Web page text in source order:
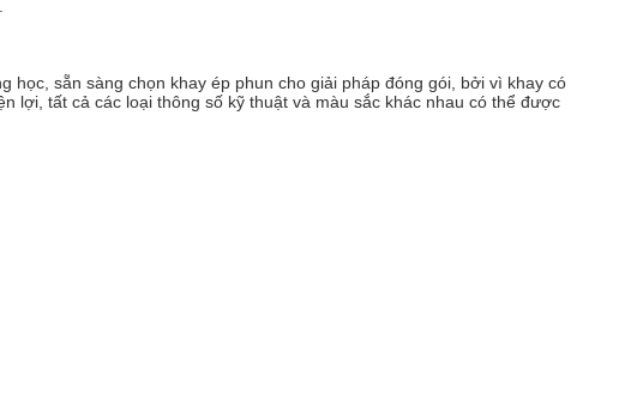
học, sẵn sàng chọn khay ép phun cho giải pháp đóng gói, bởi vì khay có
lợi, tất cả các loại thông số kỹ thuật và màu sắc khác nhau có thể được